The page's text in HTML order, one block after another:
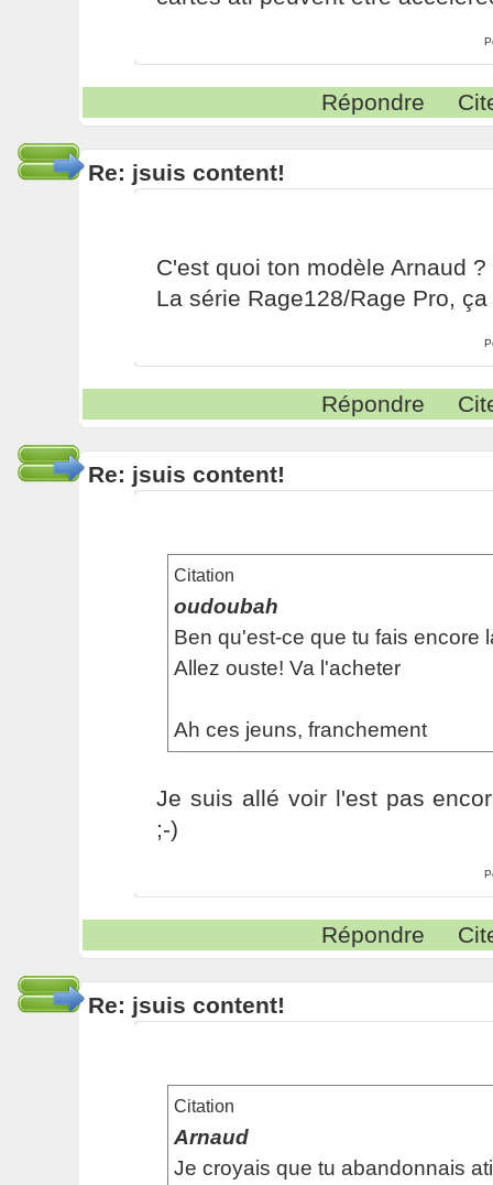
Répondre
Re: jsuis content!
C'est quoi ton modèle Arnaud ?
La série Rage128/Rage Pro,
Répondre
Re: jsuis content!
Citation
oudoubah
Ben qu'est-ce que tu fais encore
Allez ouste! Va l'acheter
Ah ces jeuns, franchement
Je suis allé voir l'est pas
;-)
Répondre
Re: jsuis content!
Citation
Arnaud
Je croyais que tu abandonnais